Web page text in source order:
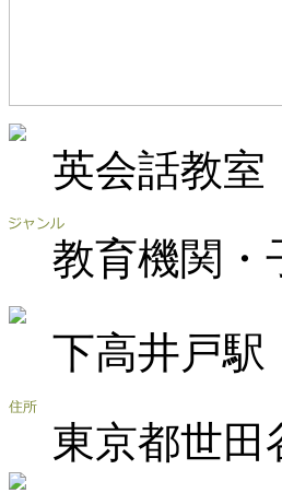
英会話教室
教育機関・
下高井戸駅
東京都世田